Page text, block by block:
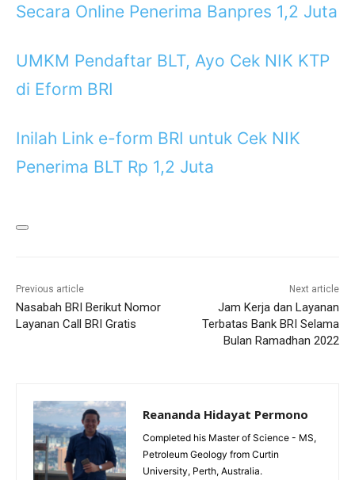
Secara Online Penerima Banpres 1,2 Juta
UMKM Pendaftar BLT, Ayo Cek NIK KTP
di Eform BRI
Inilah Link e-form BRI untuk Cek NIK
Penerima BLT Rp 1,2 Juta
Previous article
Nasabah BRI Berikut Nomor
Layanan Call BRI Gratis
Next article
Jam Kerja dan Layanan
Terbatas Bank BRI Selama
Bulan Ramadhan 2022
Reananda Hidayat Permono
Completed his Master of Science - MS,
Petroleum Geology from Curtin
University, Perth, Australia.